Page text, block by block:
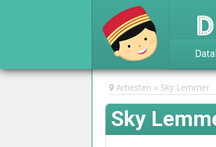
Artiesten Sky Lemmer
Sky